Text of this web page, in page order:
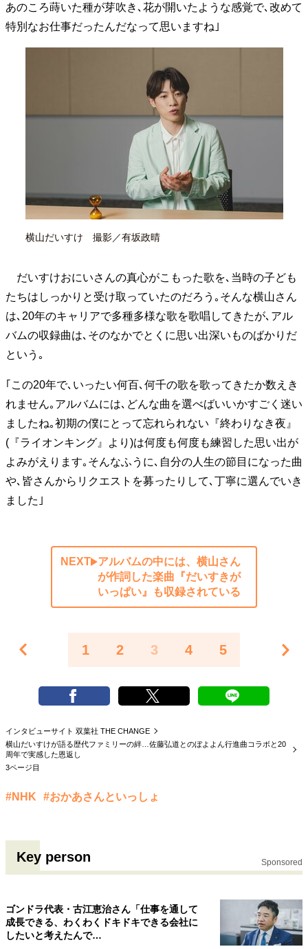
あのころ蒔いた種が芽吹き､花が開いたような感覚で､改めて
特別なお仕事だったんだなって思いますね｣
横山だいすけ 撮影／有坂政晴
だいすけおにいさんの真心がこもった歌を､当時の子ども
たちはしっかりと受け取っていたのだろう｡そんな横山さん
は､20年のキャリアで多種多様な歌を歌唱してきたが､アル
バムの収録曲は､そのなかでとくに思い出深いものばかりだ
という｡
｢この20年で､いったい何百､何千の歌を歌ってきたか数えき
れません｡アルバムには､どんな曲を選べばいいかすごく迷い
ましたね｡初期の僕にとって忘れられない『終わりなき夜』
(『ライオンキング』より)は何度も何度も練習した思い出が
よみがえります｡そんなふうに､自分の人生の節目になった曲
や､皆さんからリクエストを募ったりして､丁寧に選んでいき
ました｣
NEXT
アルバムの中には、横山さん
が作詞した楽曲『だいすきが
いっぱい』も収録されている
1 2 3 4 5
インタビューサイト 双葉社 THE CHANGE
横山だいすけが語る歴代ファミリーの絆…佐藤弘道とのぼよよん行進曲コラボと20
周年で実感した恩返し
3ページ目
#NHK #おかあさんといっしょ
Key person Sponsored
ゴンドラ代表・古江恵治さん「仕事を通して
成長できる、わくわくドキドキできる会社に
したいと考えたんで…